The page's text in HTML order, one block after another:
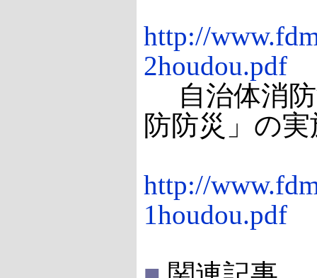
http://
2houdou.pdf
自治体消防
防防災」の
http://
1houdou.pdf